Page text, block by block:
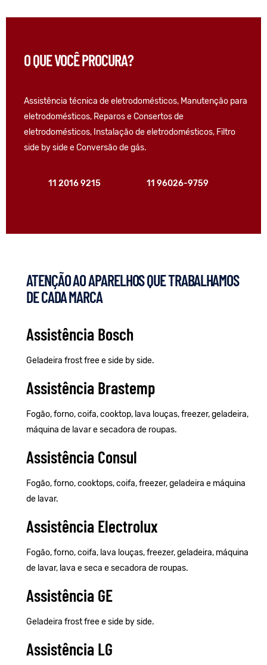
O QUE VOCÊ PROCURA?
Assistência técnica de eletrodomésticos, Manutenção para
eletrodomésticos, Reparos e Consertos de
eletrodomésticos, Instalação de eletrodomésticos, Filtro
side by side e Conversão de gás.
11 2016 9215 11 96026-9759
ATENÇÃO AO APARELHOS QUE TRABALHAMOS
DE CADA MARCA
Assistência Bosch
Geladeira frost free e side by side.
Assistência Brastemp
Fogão, forno, coifa, cooktop, lava louças, freezer, geladeira,
máquina de lavar e secadora de roupas.
Assistência Consul
Fogão, forno, cooktops, coifa, freezer, geladeira e máquina
de lavar.
Assistência Electrolux
Fogão, forno, coifa, lava louças, freezer, geladeira, máquina
de lavar, lava e seca e secadora de roupas.
Assistência GE
Geladeira frost free e side by side.
Assistência LG